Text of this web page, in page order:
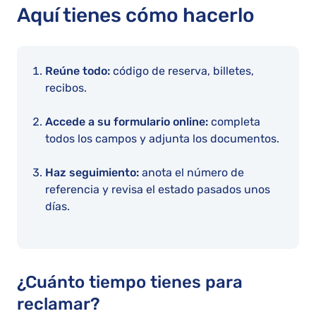
Aquí tienes cómo hacerlo
Reúne todo: código de reserva, billetes,
recibos.
Accede a su formulario online: completa
todos los campos y adjunta los documentos.
Haz seguimiento: anota el número de
referencia y revisa el estado pasados unos
días.
¿Cuánto tiempo tienes para
reclamar?